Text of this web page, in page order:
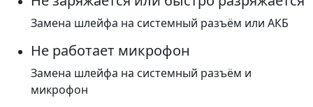
Замена шлейфа на системный разъём или АКБ
Не работает микрофон
Замена шлейфа на системный разъём и
микрофон